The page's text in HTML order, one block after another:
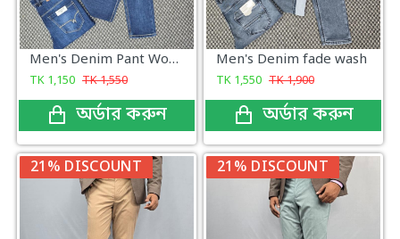
Men's Denim Pant Woodland
TK 1,150 TK1,550
অর্ডার করুন
Men's Denim fade wash
TK 1,550 TK1,900
অর্ডার করুন
21% DISCOUNT 21% DISCOUNT